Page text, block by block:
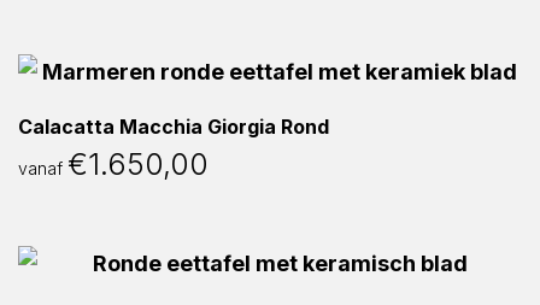
Calacatta Macchia Giorgia Rond
vanaf €1.650,00